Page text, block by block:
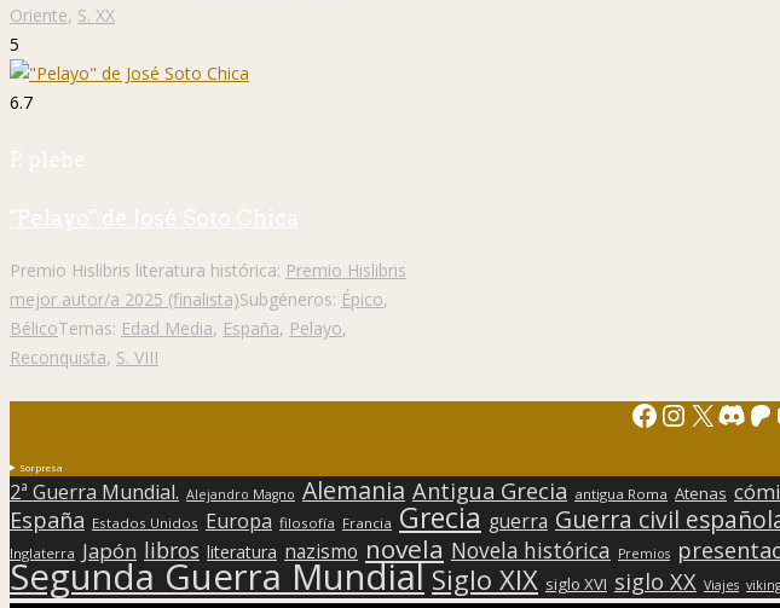
Oriente, S. XX
5
6.7
P. plebe
"Pelayo" de José Soto Chica
Premio Hislibris literatura histórica: Premio Hislibris
mejor autor/a 2025 (finalista)Subgéneros: Épico,
BélicoTemas: Edad Media, España, Pelayo,
Reconquista, S. VIII
Facebook
X
Sorpresa
2ª Guerra Mundial. Alejandro Magno Alemania Antigua Grecia antigua Roma Atenas
España Estados Unidos Europa filosofía Francia Grecia guerra Guerra civil
Inglaterra Japón libros literatura nazismo novela Novela histórica Premios
Segunda Guerra Mundial Siglo XIX siglo XVI siglo XX Viajes